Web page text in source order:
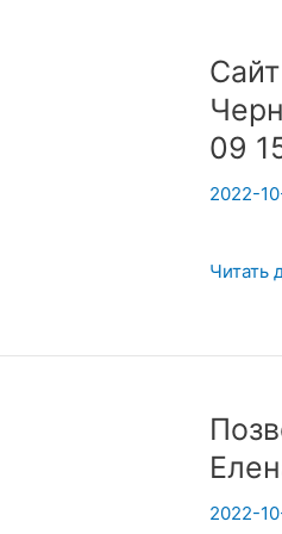
Йоге.
09
2022-
Сайт
7ч.
2022
Читать
2022-